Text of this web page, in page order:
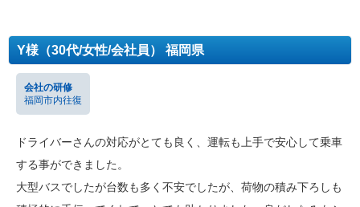
Y様（30代/女性/会社員） 福岡県
会社の研修
福岡市内往復
ドライバーさんの対応がとても良く、運転も上手で安心して乗車
する事ができました。
大型バスでしたが台数も多く不安でしたが、荷物の積み下ろしも